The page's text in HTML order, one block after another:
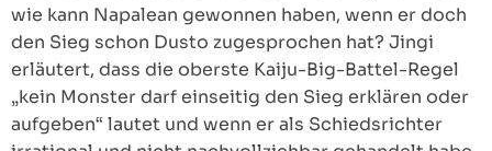
wie kann Napalean gewonnen haben, wenn er doch
den Sieg schon Dusto zugesprochen hat? Jingi
erläutert, dass die oberste Kaiju-Big-Battel-Regel
„kein Monster darf einseitig den Sieg erklären oder
aufgeben“ lautet und wenn er als Schiedsrichter